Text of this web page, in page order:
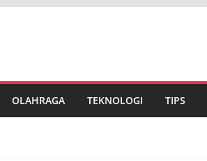
OLAHRAGA TEKNOLOGI TIPS